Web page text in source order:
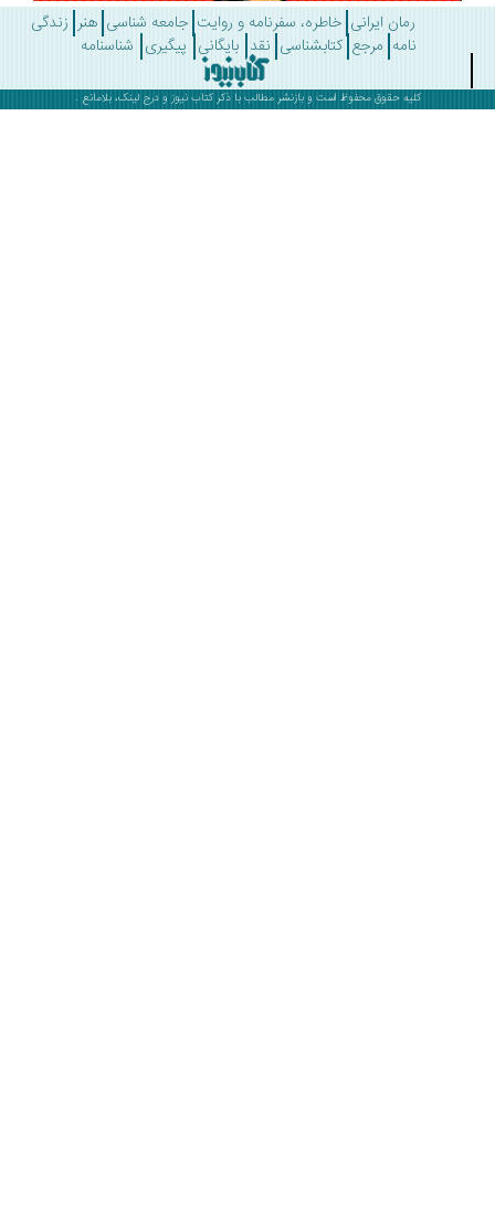
رمان ایرانی خاطره، سفرنامه و روایت جامعه شناسی هنر زندگی
مرجع کتابشناسی نقد بایگانی پیگیری شناسنامه
کلیه حقوق محفوظ است و بازنشر مطالب با ذکرکتاب نیوز و درج لینک، بلامانع .